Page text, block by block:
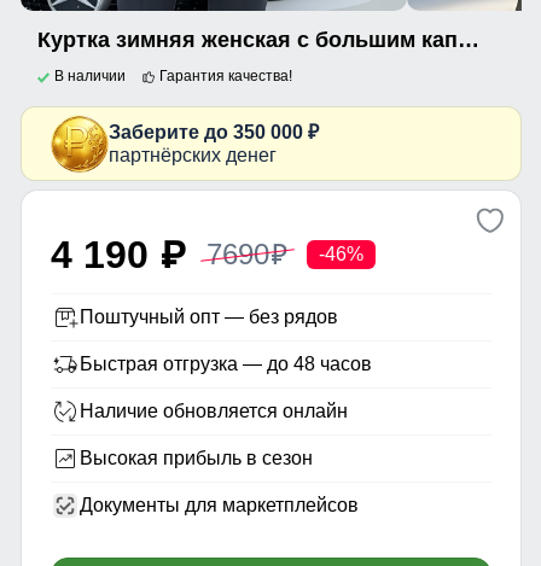
Куртка зимняя женская с большим капюшоном модная темно-серого цвета 7739TC
В наличии Гарантия качества!
Заберите до 350 000 ₽
партнёрских денег
4 190 p 7690p -46%
Поштучный опт — без рядов
Быстрая отгрузка — до 48 часов
Наличие обновляется онлайн
Высокая прибыль в сезон
Документы для маркетплейсов